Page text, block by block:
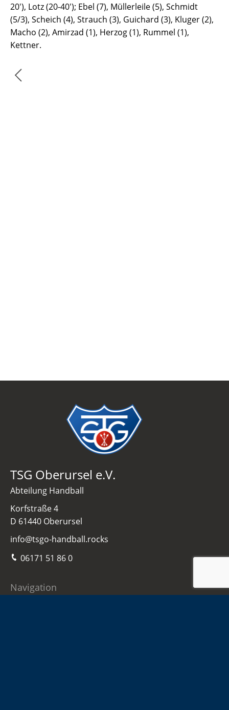
20'), Lotz (20-40'); Ebel (7), Müllerleile (5), Schmidt
(5/3), Scheich (4), Strauch (3), Guichard (3), Kluger (2),
Macho (2), Amirzad (1), Herzog (1), Rummel (1),
Kettner.
TSG Oberursel e.V.
Abteilung Handball
Korfstraße 4
D 61440 Oberursel
info@tsgo-handball.rocks
06171 51 86 0
Navigation